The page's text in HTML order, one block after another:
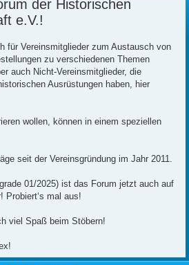
der Historischen
e.V.!
für Vereinsmitglieder zum Austausch von
zu verschiedenen Themen
auch Nicht-Vereinsmitglieder, die
Ausrüstungen haben, hier
wollen, können in einem speziellen
seit der Vereinsgründung im Jahr 2011.
01/2025) ist das Forum jetzt auch auf
Probiert‘s mal aus!
viel Spaß beim Stöbern!